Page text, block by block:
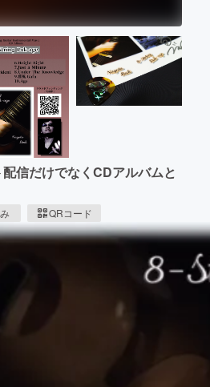
信だけでなくCDアルバムと
QRコード